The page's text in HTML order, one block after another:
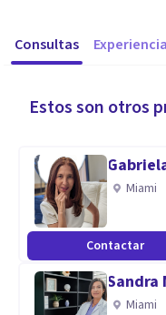
Consultas Experiencia
Estos son otros
Miami
Contactar
Sandra
Miami